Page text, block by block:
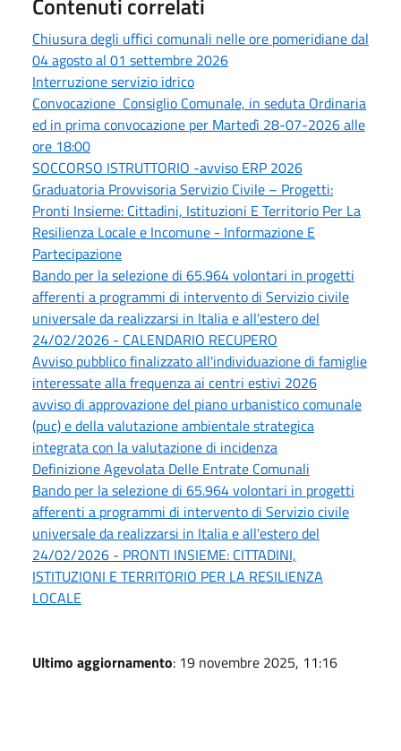
Chiusura degli uffici comunali nelle ore pomeridiane dal
04 agosto al 01 settembre 2026
Interruzione servizio idrico
Convocazione Consiglio Comunale, in seduta Ordinaria
ed in prima convocazione per Martedì 28-07-2026 alle
ore 18:00
SOCCORSO ISTRUTTORIO -avviso ERP 2026
Graduatoria Provvisoria Servizio Civile – Progetti:
Pronti Insieme: Cittadini, Istituzioni E Territorio Per La
Resilienza Locale e Incomune - Informazione E
Partecipazione
Bando per la selezione di 65.964 volontari in progetti
afferenti a programmi di intervento di Servizio civile
universale da realizzarsi in Italia e all'estero del
24/02/2026 - CALENDARIO RECUPERO
Avviso pubblico finalizzato all'individuazione di famiglie
interessate alla frequenza ai centri estivi 2026
avviso di approvazione del piano urbanistico comunale
(puc) e della valutazione ambientale strategica
integrata con la valutazione di incidenza
Definizione Agevolata Delle Entrate Comunali
Bando per la selezione di 65.964 volontari in progetti
afferenti a programmi di intervento di Servizio civile
universale da realizzarsi in Italia e all'estero del
24/02/2026 - PRONTI INSIEME: CITTADINI,
ISTITUZIONI E TERRITORIO PER LA RESILIENZA
LOCALE
Ultimo aggiornamento: 19 novembre 2025, 11:16